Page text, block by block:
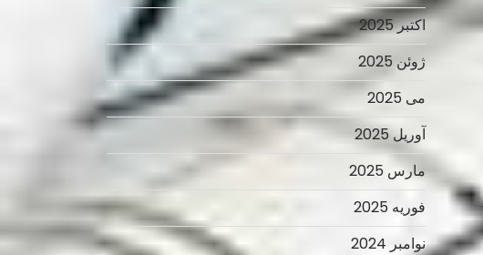
اکتبر 2025
ژوئن 2025
می 2025
آوریل 2025
مارس 2025
فوریه 2025
نوامبر 2024